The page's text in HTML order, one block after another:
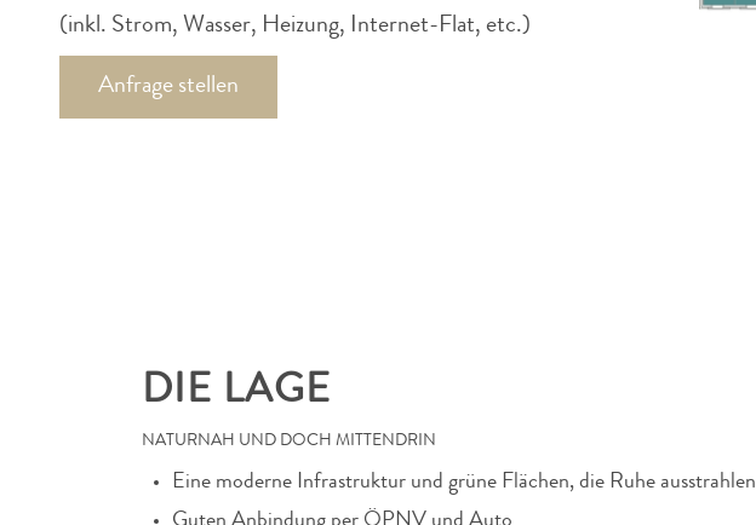
(inkl. Strom, Wasser, Heizung, Internet-Flat, etc.)
Anfrage stellen
DIE LAGE
NATURNAH UND DOCH MITTENDRIN
Eine moderne Infrastruktur und grüne Flächen, die Ruhe ausstrahlen